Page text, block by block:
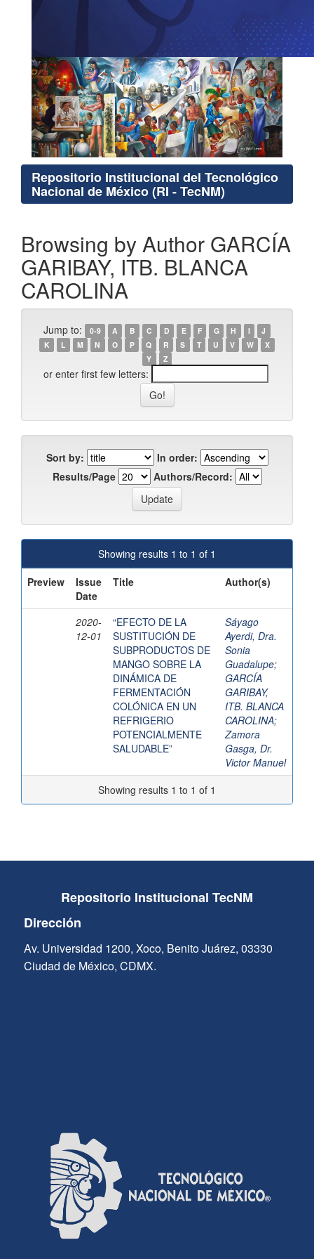
Repositorio Institucional del Tecnológico
Nacional de México (RI - TecNM)
Browsing by Author GARCÍA
GARIBAY, ITB. BLANCA
CAROLINA
Jump to: 0-9 A B C D E F G H I
J
K
L M N O P Q R S T U V W
X
Y
Z
or enter first few letters:
Sort by:
In order:
Results/Page
Authors/Record:
Showing results 1 to 1 of 1
Preview
Issue
Date
Title Author(s)
2020-
12-01
“EFECTO DE LA
SUSTITUCIÓN DE
SUBPRODUCTOS DE
MANGO SOBRE LA
DINÁMICA DE
FERMENTACIÓN
COLÓNICA EN UN
REFRIGERIO
POTENCIALMENTE
SALUDABLE”
Sáyago
Ayerdi, Dra.
Sonia
Guadalupe;
GARCÍA
GARIBAY,
ITB. BLANCA
CAROLINA;
Zamora
Gasga, Dr.
Victor Manuel
Showing results 1 to 1 of 1
Repositorio Institucional TecNM
Dirección
Av. Universidad 1200, Xoco, Benito Juárez, 03330
Ciudad de México, CDMX.